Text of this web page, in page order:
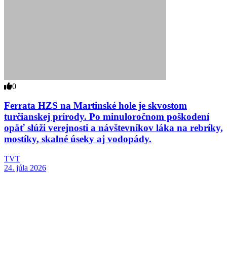
0
Ferrata HZS na Martinské hole je skvostom
turčianskej prírody. Po minuloročnom poškodení
opäť slúži verejnosti a návštevníkov láka na rebríky,
mostíky, skalné úseky aj vodopády.
TVT
24. júla 2026